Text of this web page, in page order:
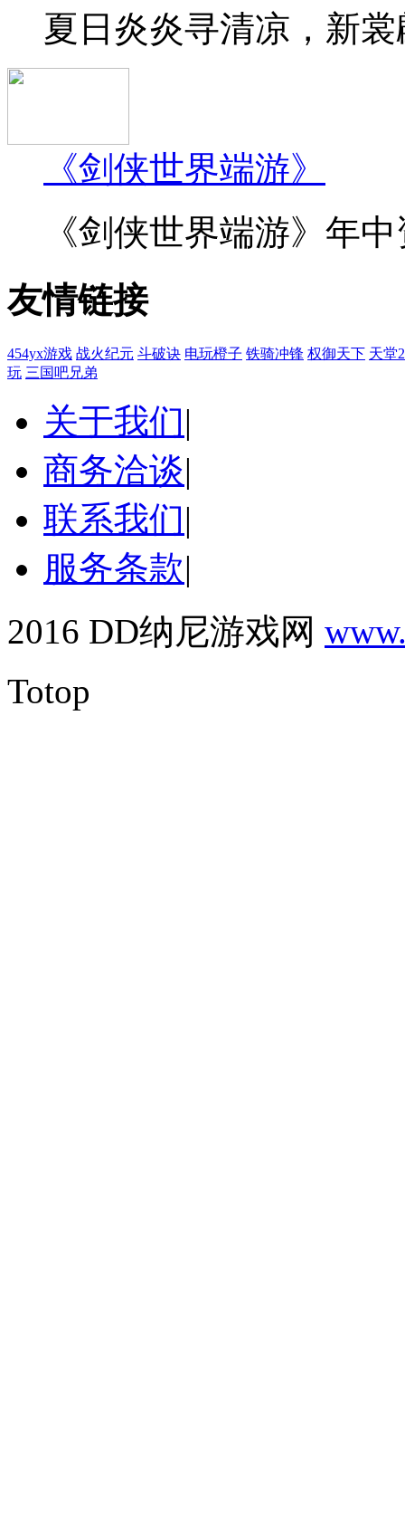
夏日炎炎寻清凉，新
《剑侠世界端游》
《剑侠世界端游》年
友情链接
454yx游戏 战火纪元 斗破诀 电玩橙子 铁骑冲锋 权御天下 天堂
玩 三国吧兄弟
关于我们|
商务洽谈|
联系我们|
服务条款|
2016 DD纳尼游戏网
Totop